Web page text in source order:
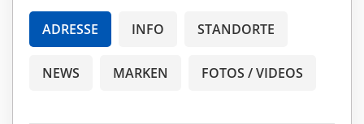
ADRESSE INFO STANDORTE
NEWS MARKEN FOTOS / VIDEOS